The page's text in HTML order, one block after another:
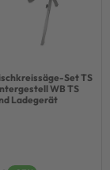
Set TS
WB TS
Ladegerät